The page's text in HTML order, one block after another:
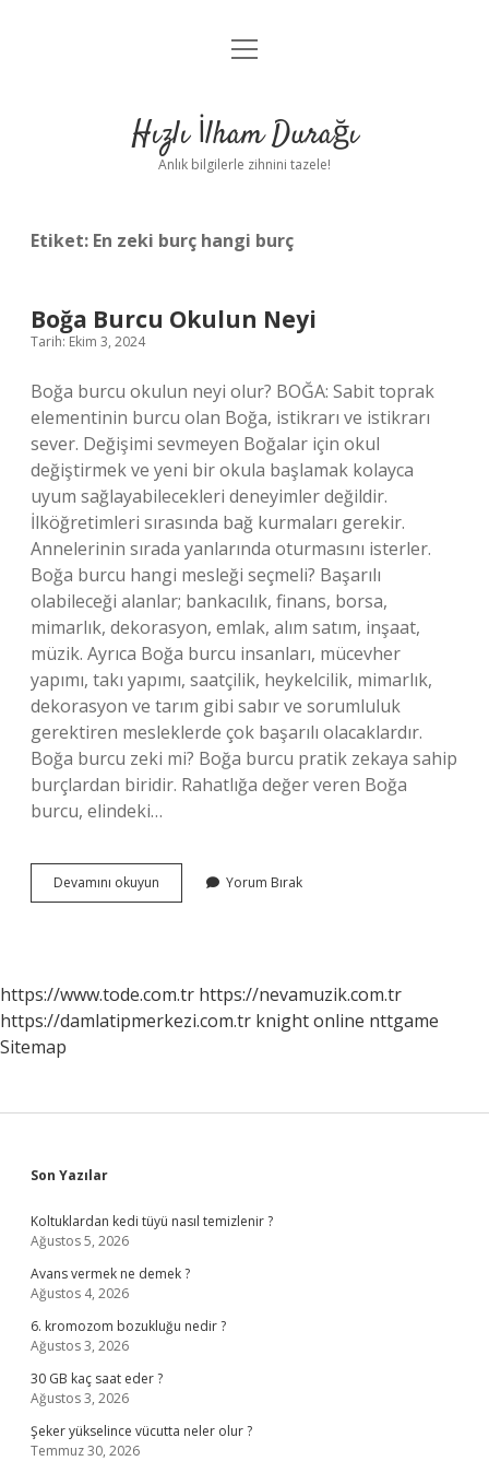
Anasayfa
Yasal Uyarı
menüyü
Hızlı İlham Durağı
Anlık bilgilerle zihnini tazele!
Etiket: En zeki burç hangi burç
Boğa Burcu Okulun Neyi
Tarih: Ekim 3, 2024
Boğa burcu okulun neyi olur? BOĞA: Sabit toprak
elementinin burcu olan Boğa, istikrarı ve istikrarı
sever. Değişimi sevmeyen Boğalar için okul
değiştirmek ve yeni bir okula başlamak kolayca
uyum sağlayabilecekleri deneyimler değildir.
İlköğretimleri sırasında bağ kurmaları gerekir.
Annelerinin sırada yanlarında oturmasını isterler.
Boğa burcu hangi mesleği seçmeli? Başarılı
olabileceği alanlar; bankacılık, finans, borsa,
mimarlık, dekorasyon, emlak, alım satım, inşaat,
müzik. Ayrıca Boğa burcu insanları, mücevher
yapımı, takı yapımı, saatçilik, heykelcilik, mimarlık,
dekorasyon ve tarım gibi sabır ve sorumluluk
gerektiren mesleklerde çok başarılı olacaklardır.
Boğa burcu zeki mi? Boğa burcu pratik zekaya sahip
burçlardan biridir. Rahatlığa değer veren Boğa
burcu, elindeki…
Devamını okuyun
Burcu
Yorum Bırak
https://www.tode.com.tr https://nevamuzik.com.tr
https://damlatipmerkezi.com.tr knight online nttgame
Sitemap
Sidebar
Son Yazılar
Koltuklardan kedi tüyü nasıl temizlenir ?
Ağustos 5, 2026
Avans vermek ne demek ?
Ağustos 4, 2026
6. kromozom bozukluğu nedir ?
Ağustos 3, 2026
30 GB kaç saat eder ?
Ağustos 3, 2026
Şeker yükselince vücutta neler olur ?
Temmuz 30, 2026